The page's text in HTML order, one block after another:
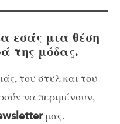
εσάς μια θέση
της μόδας.
του στυλ και του
να περιμένουν,
μας.